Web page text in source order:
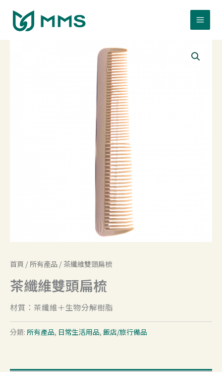
首頁 /所有產品/ 茶纖維雙頭扁梳
茶纖維雙頭扁梳
材質：茶纖維＋生物分解樹脂
分類: 所有產品, 日常生活用品, 飯店/旅行備品